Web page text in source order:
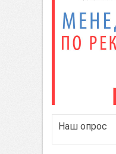
Наш опрос